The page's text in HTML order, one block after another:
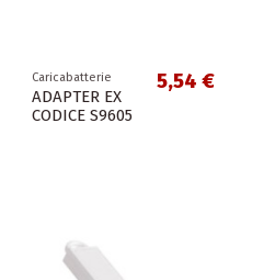
Caricabatterie
ADAPTER EX
CODICE S9605
5,54 €